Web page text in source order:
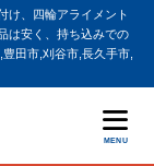
け、四輪アライメント
は安く、持ち込みでの
田市,刈谷市,長久手市,
MENU